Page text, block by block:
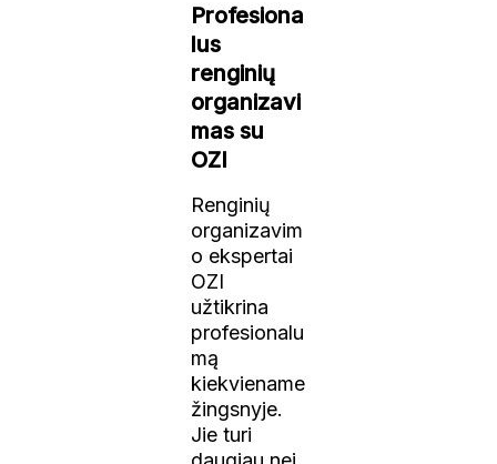
Profesiona
lus
renginių
organizavi
mas su
OZI
Renginių
organizavim
o ekspertai
OZI
užtikrina
profesionalu
mą
kiekviename
žingsnyje.
Jie turi